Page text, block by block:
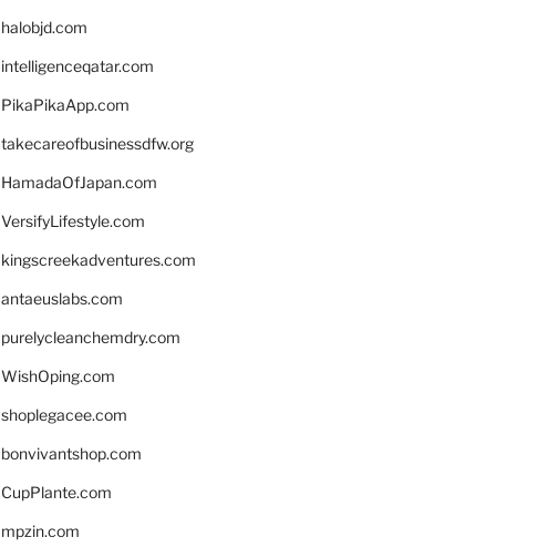
halobjd.com
intelligenceqatar.com
PikaPikaApp.com
takecareofbusinessdfw.org
HamadaOfJapan.com
VersifyLifestyle.com
kingscreekadventures.com
antaeuslabs.com
purelycleanchemdry.com
WishOping.com
shoplegacee.com
bonvivantshop.com
CupPlante.com
mpzin.com